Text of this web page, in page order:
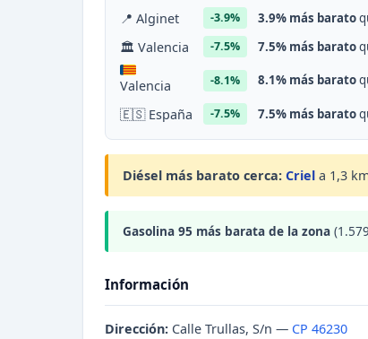
📍 Alginet -3.9% 3.9% más barato
🏛 Valencia -7.5% 7.5% más barato
Valencia -8.1% 8.1% más barato
🇪🇸 España -7.5% 7.5% más barato
Diésel más barato cerca: Criel a 1,3
Gasolina 95 más barata de la zona
Información
Dirección: Calle Trullas, S/n — CP 46230